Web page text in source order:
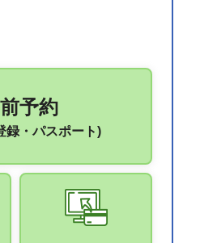
予約
録・パスポート)